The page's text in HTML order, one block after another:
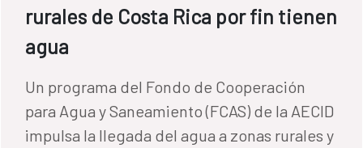
rurales de Costa Rica por fin tienen
agua
Un programa del Fondo de Cooperación
para Agua y Saneamiento (FCAS) de la AECID
impulsa la llegada del agua a zonas rurales y